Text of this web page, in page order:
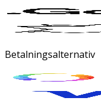
Betalningsalternativ